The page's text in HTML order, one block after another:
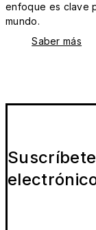
enfoque es clave
mundo.
Saber más